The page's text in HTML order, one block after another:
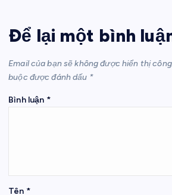
Để lại một bình
Email của bạn sẽ không được hiển thị
buộc được đánh dấu *
Bình luận *
Tên *